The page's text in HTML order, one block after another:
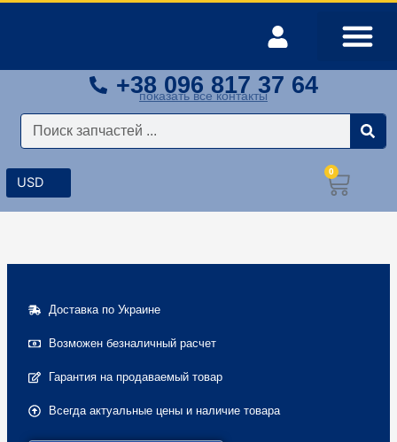
+38 096 817 37 64
показать все контакты
Поиск
0
Доставка по Украине
Возможен безналичный расчет
Гарантия на продаваемый товар
Всегда актуальные цены и наличие товара